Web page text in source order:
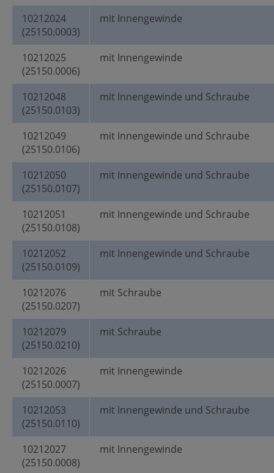
10212024
(25150.0003)
mit Innengewinde
10212025
(25150.0006)
mit Innengewinde
10212048
(25150.0103)
mit Innengewinde und Schraube
10212049
(25150.0106)
mit Innengewinde und Schraube
10212050
(25150.0107)
mit Innengewinde und Schraube
10212051
(25150.0108)
mit Innengewinde und Schraube
10212052
(25150.0109)
mit Innengewinde und Schraube
10212076
(25150.0207)
mit Schraube
10212079
(25150.0210)
mit Schraube
10212026
(25150.0007)
mit Innengewinde
10212053
(25150.0110)
mit Innengewinde und Schraube
10212027
(25150.0008)
mit Innengewinde